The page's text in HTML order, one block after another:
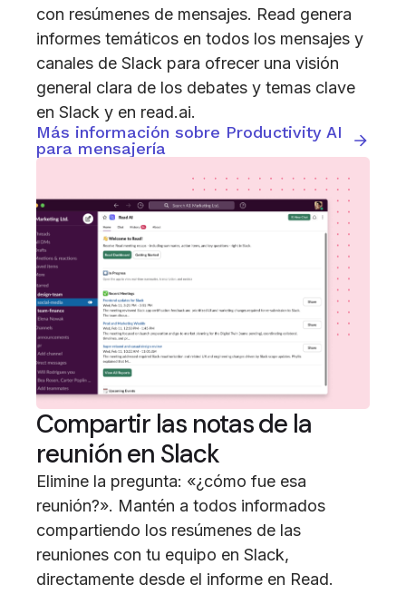
con resúmenes de mensajes. Read genera
informes temáticos en todos los mensajes y
canales de Slack para ofrecer una visión
general clara de los debates y temas clave
en Slack y en read.ai.
Más información sobre Productivity AI
para mensajería
Compartir las notas de la
reunión en Slack
Elimine la pregunta: «¿cómo fue esa
reunión?». Mantén a todos informados
compartiendo los resúmenes de las
reuniones con tu equipo en Slack,
directamente desde el informe en Read.